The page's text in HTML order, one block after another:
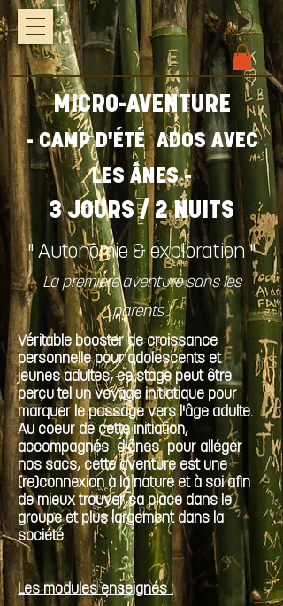
MICRO-AVENTURE
- CAMPD'ÉTÉADOS AVEC
LES ÂNES -
3 JOURS / 2 NUITS
" Autonomie & exploration "
La première aventure sans les
parents !
Véritable booster de croissance
personnelle pour adolescents et
jeunes adultes, ce stage peut être
perçu tel un voyage initiatique pour
marquer le passage vers l'âge adulte.
Au coeur de cette initiation,
accompagnés d'ânespour alléger
nos sacs, cette aventure est une
(re)connexion à la nature et à soi afin
de mieux trouver sa place dans le
groupe et plus largement dans la
société.
Les modules enseignés :